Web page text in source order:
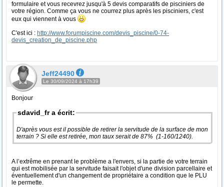
formulaire et vous recevrez jusqu'à 5 devis comparatifs de pisciniers de
votre région. Comme ça vous ne courrez plus après les pisciniers, c'est
eux qui viennent à vous
C'est ici : http://www.forumpiscine.com/devis_piscine/0-74-
devis_creation_de_piscine.php
Jeff24490
Le 30/09/2024 à 17h39
Bonjour
sdavid_fr a écrit:
D'après vous est il possible de retirer la servitude de la surface de mon
terrain ? Si elle est retirée, mon taux serait de 87% (1-160/1240).
A l’extrême en prenant le problème a l'envers, si la partie de votre terrain
qui est mobilisée par la servitude faisait l'objet d'une division parcellaire et
éventuellement d'un changement de propriétaire a condition que le PLU
le permette.